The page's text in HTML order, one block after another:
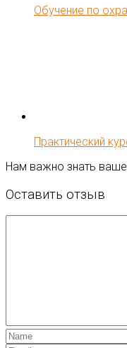
Обучение по
Практический
Нам важно знать
Оставить отзыв